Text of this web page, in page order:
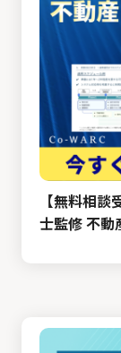
【無料相
士監修 不動